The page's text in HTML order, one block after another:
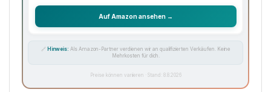
Auf Amazon ansehen →
🔗 Hinweis: Als Amazon-Partner verdienen wir an qualifizierten Verkäufen. Keine
Mehrkosten für dich.
Preise können variieren · Stand: 8.8.2026